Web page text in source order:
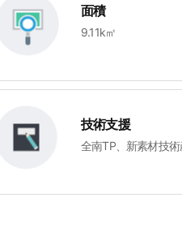
面積
9.11k㎡
技術支援
全南TP、新素材技